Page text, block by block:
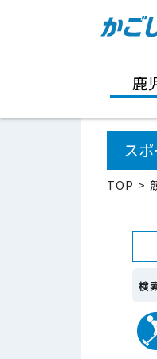
鹿
ス
TOP
検